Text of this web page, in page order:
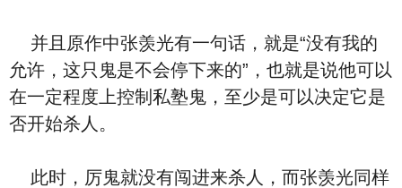
并且原作中张羡光有一句话，就是“没有我的
允许，这只鬼是不会停下来的”，也就是说他可以
在一定程度上控制私塾鬼，至少是可以决定它是
否开始杀人。
此时，厉鬼就没有闯进来杀人，而张羡光同样